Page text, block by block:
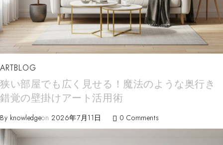
ARTBLOG
狭い部屋でも広く見せる！魔法のような奥行き
錯覚の壁掛けアート活用術
By knowledgeon 2026年7月11日 0 Comments